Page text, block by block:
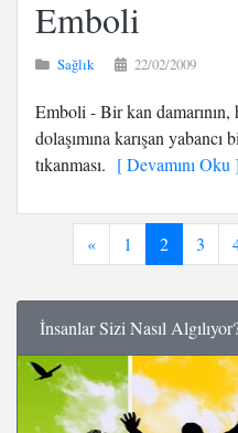
Emboli
Sağlık 22/02/2009
Emboli - Bir kan
dolaşımına karışan
tıkanması. [ Devamını Oku ]
« 1 2 3
İnsanlar Sizi Nasıl